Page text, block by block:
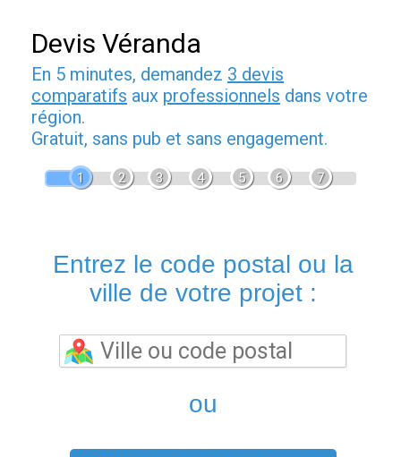
Devis Véranda
En 5 minutes, demandez 3 devis
comparatifs aux professionnels dans votre
région.
Gratuit, sans pub et sans engagement.
1 2 3 4 5 6 7
Entrez le code postal ou la
ville de votre projet :
ou